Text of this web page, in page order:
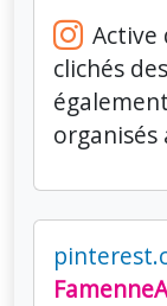
Active
clichés
organisés